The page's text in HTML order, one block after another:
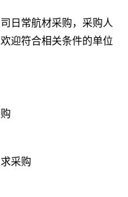
日常航材采购，采购人
迎符合相关条件的单位
采购